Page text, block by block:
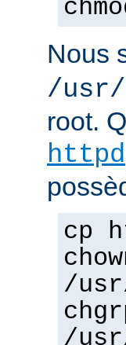
Nous
/
root.
httpd
cp
/
/